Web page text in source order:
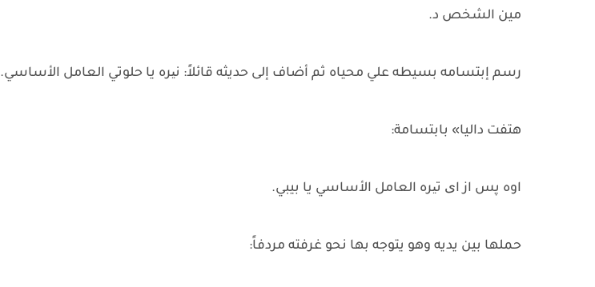
مين الشخص د.
رسم إبتسامه بسيطه علي محياه ثم أضاف إلى حديثه قائلاً: نیره يا حلوتي العامل الأساسي.
هتفت داليا» بابتسامة:
اوه پس از ای تیره العامل الأساسي يا بيبي.
حملها بين يديه وهو يتوجه بها نحو غرفته مردفاً: